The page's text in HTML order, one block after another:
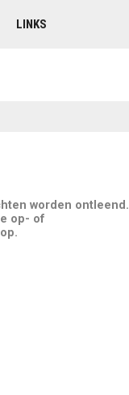
LINKS
worden ontleend.
op- of